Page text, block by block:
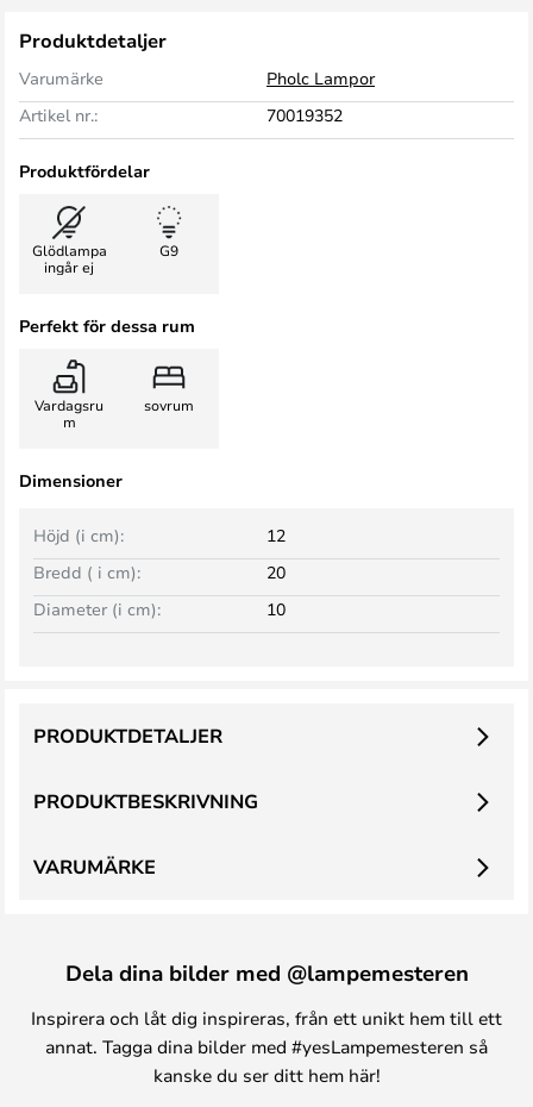
Produktdetaljer
Varumärke
Pholc Lampor
Artikel nr.:
70019352
Produktfördelar
Glödlampa
ingår ej
G9
Perfekt för dessa rum
Vardagsru
m
sovrum
Dimensioner
Bredd ( i cm): 20
Höjd (i cm): 12
Diameter (i cm): 10
PRODUKTBESKRIVNING
PRODUKTDETALJER
VARUMÄRKE
Dela dina bilder med @lampemesteren
Inspirera och låt dig inspireras, från ett unikt hem till ett
annat. Tagga dina bilder med #yesLampemesteren så
kanske du ser ditt hem här!